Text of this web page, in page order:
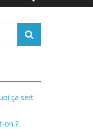
ça sert
on ?